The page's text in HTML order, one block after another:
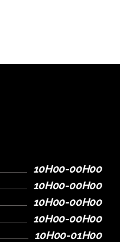
10H00-00H00
10H00-00H00
10H00-00H00
10H00-00H00
10H00-01H00